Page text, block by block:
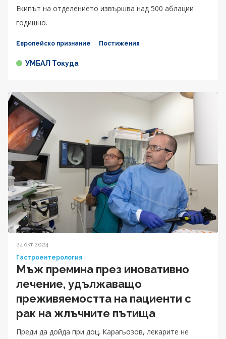
Екипът на отделението извършва над 500 аблации
годишно.
Европейско признание Постижения
УМБАЛ Токуда
24 окт 2024
Гастроентерология
Мъж премина през иновативно
лечение, удължаващо
преживяемостта на пациенти с
рак на жлъчните пътища
Преди да дойда при доц. Карагьозов, лекарите не